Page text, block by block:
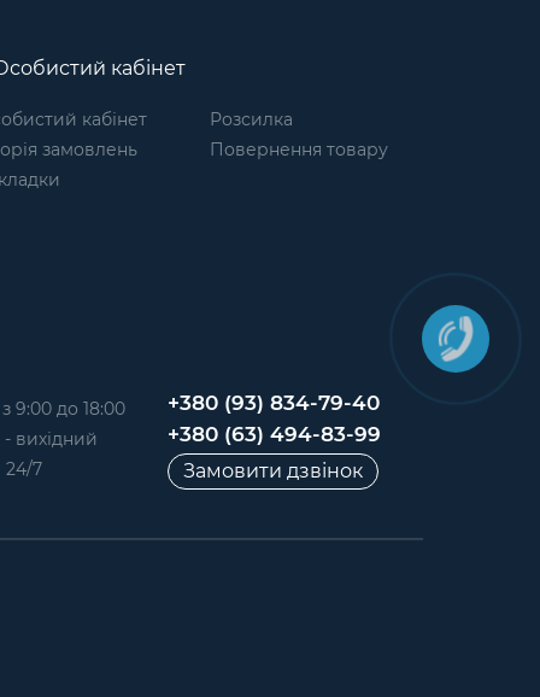
кабінет
кабінет
замовлень
Розсилка
Повернення товару
9:00 до 18:00
вихідний
24/7
+380 (93) 834-79-40
+380 (63) 494-83-99
Замовити дзвінок